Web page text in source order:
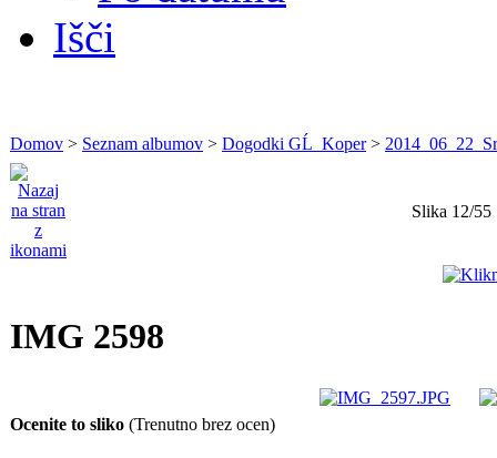
Išči
Domov > Seznam albumov > Dogodki GĹ Koper>
Slika 12/55
IMG 2598
Ocenite to sliko (Trenutno brez ocen)